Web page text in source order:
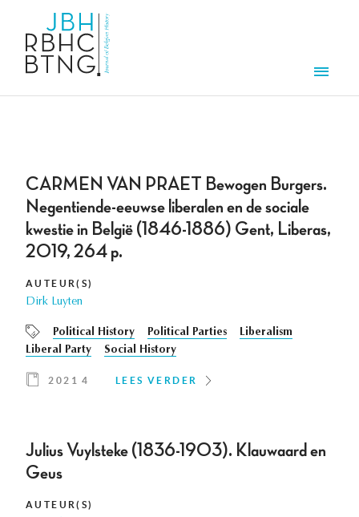
CARMEN VAN PRAET Bewogen Burgers.
Negentiende-eeuwse liberalen en de sociale
kwestie in België (1846-1886) Gent, Liberas,
2019, 264 p.
AUTEUR(S)
Dirk Luyten
Political History Political Parties
Liberalism
Liberal Party
Social History
2021 4 LEES VERDER
Julius Vuylsteke (1836-1903). Klauwaard en
Geus
AUTEUR(S)